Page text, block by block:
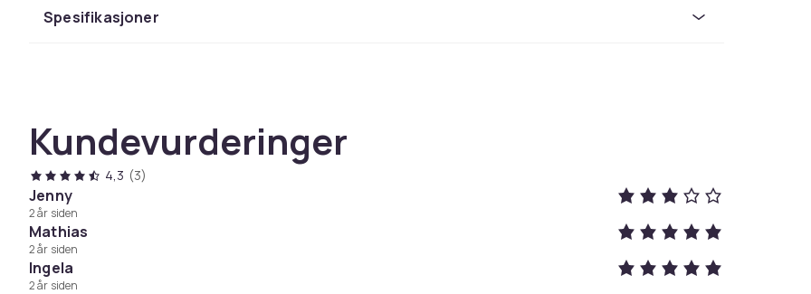
effektivt. Den er kompatibel med flere forskjellige enheter, inkludert Samsung, Xiaomi, OnePlus og
Realme. Enten du bruker den til spillkonsoller eller andre enheter, vil denne kabelen være en
Lader PS5-kontrollere raskt
Imponerende lengde for fleksibilitet
Materiale: Plast, CE-merket
Størrelse: 2 m
Antall: 2 stk.
Kompatibilitet: Playstation 5-handkontroller
Produsent: Tredjepartsprodusent
Spesifikasjoner
Kundevurderinger
4,3 (3)
Jenny
2 år siden
Mathias
2 år siden
Ingela
2 år siden